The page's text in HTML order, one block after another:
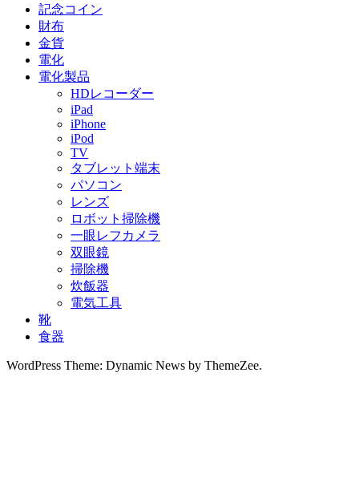
記念コイン
財布
金貨
電化
電化製品
HDレコーダー
iPad
iPhone
iPod
TV
タブレット端末
パソコン
レンズ
ロボット掃除機
一眼レフカメラ
双眼鏡
掃除機
炊飯器
電気工具
靴
食器
WordPress Theme: Dynamic News by ThemeZee.